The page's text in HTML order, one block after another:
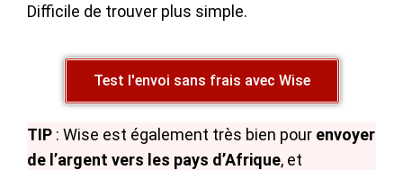
Difficile de trouver plus simple.
Test l'envoi sans frais avec Wise
TIP : Wise est également très bien pour envoyer
de l’argent vers les pays d’Afrique, et